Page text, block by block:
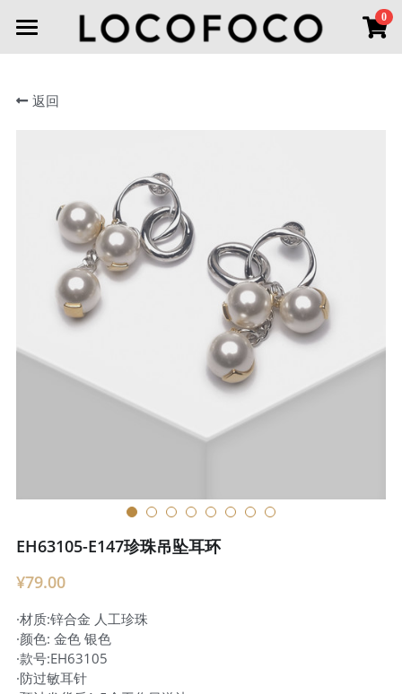
0
首页
首饰分类
项链
胸针
手链
头饰
登录
搜索
微信小程序
返回
EH63105-E147珍珠吊坠耳环
¥79.00
·材质:锌合金 人工珍珠
·颜色: 金色 银色
·款号:EH63105
·防过敏耳针
×
商品分类